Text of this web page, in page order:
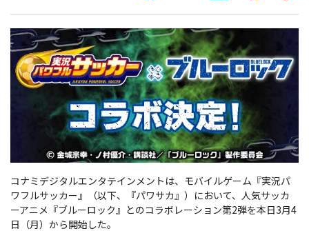
コナミデジタルエンタテインメントは、モバイルゲーム『実況パ
ワフルサッカー』（以下、『パワサカ』）において、人気サッカ
ーアニメ『ブルーロック』とのコラボレーション第2弾を本日3月4
日（月）から開始した。